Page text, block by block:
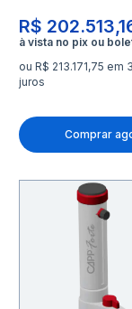
R$
ou R$ 213.171,75 em
juros
Comprar